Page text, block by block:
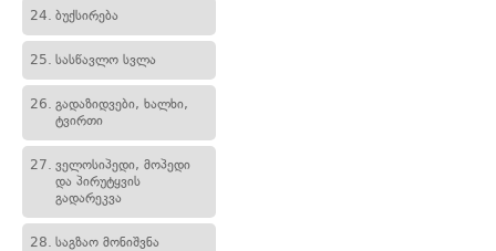
24. ბუქსირება
25. სასწავლო სვლა
26. გადაზიდვები, ხალხი,
ტვირთი
27. ველოსიპედი, მოპედი
და პირუტყვის
გადარეკვა
28. საგზაო მონიშვნა